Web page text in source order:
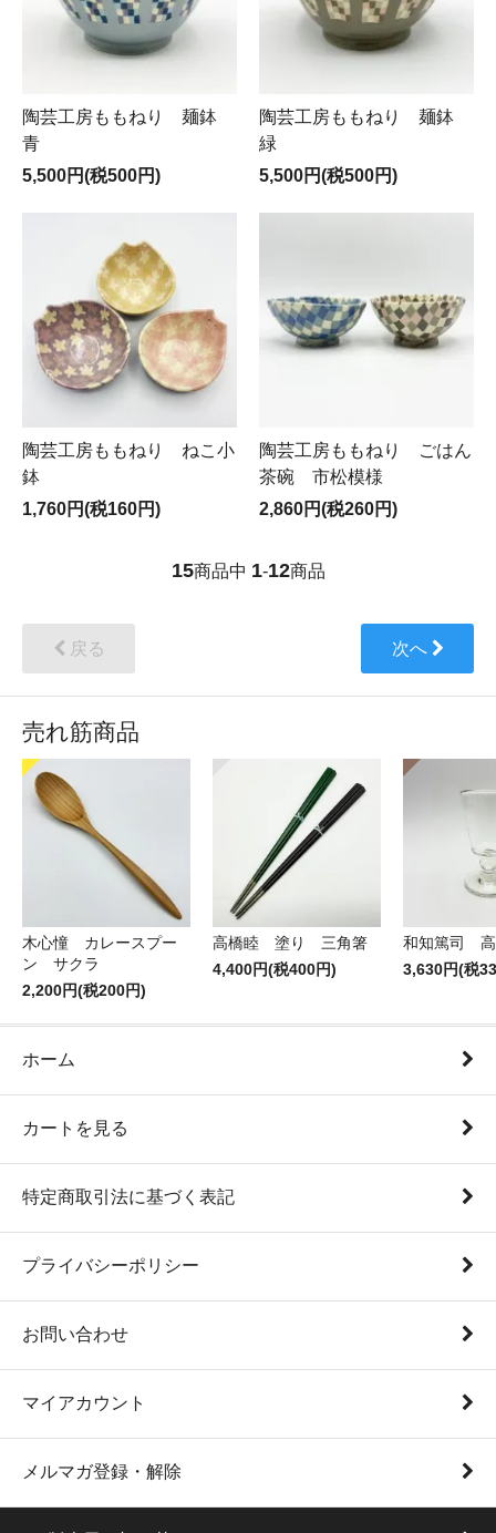
陶芸工房ももねり 麺鉢
青
5,500円(税500円)
陶芸工房ももねり 麺鉢
緑
5,500円(税500円)
陶芸工房ももねり ねこ小
鉢
1,760円(税160円)
陶芸工房ももねり ごはん
茶碗 市松模様
2,860円(税260円)
15商品中 1-12商品
戻る 次へ
売れ筋商品
木心憧 カレースプー
ン サクラ
2,200円(税200円)
高橋睦 塗り 三角箸
4,400円(税400円)
和知篤司
3,630円(税
ホーム
カートを見る
特定商取引法に基づく表記
プライバシーポリシー
お問い合わせ
マイアカウント
メルマガ登録・解除